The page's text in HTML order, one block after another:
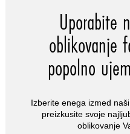
Uporabite
oblikovanje
popolno
Izberite enega izmed
preizkusite svoje
oblikovanje